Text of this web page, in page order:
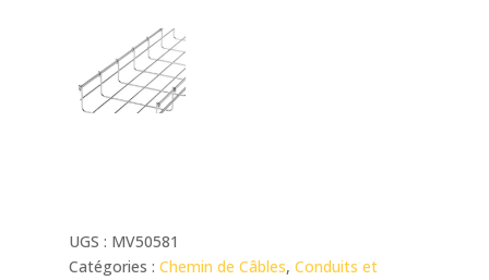
UGS : MV50581
Catégories : Chemin de Câbles, Conduits et